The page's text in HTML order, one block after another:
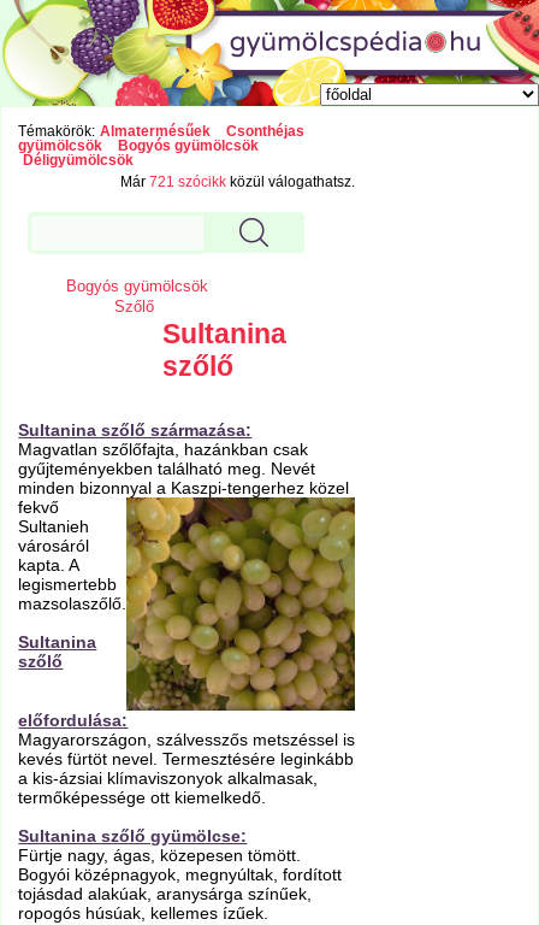
Témakörök: Almatermésűek
Csonthéjas
gyümölcsök
Bogyós gyümölcsök
Déligyümölcsök
Már721 szócikk közül válogathatsz.
Bogyós gyümölcsök
Szőlő
Sultanina
szőlő
Sultanina szőlő származása:
Magvatlan szőlőfajta, hazánkban csak
gyűjteményekben található meg. Nevét
minden bizonnyal a Kaszpi-tengerhez közel
fekvő
Sultanieh
városáról
kapta. A
legismertebb
mazsolaszőlő.
Sultanina
szőlő
előfordulása:
Magyarországon, szálvesszős metszéssel is
kevés fürtöt nevel. Termesztésére leginkább
a kis-ázsiai klímaviszonyok alkalmasak,
termőképessége ott kiemelkedő.
Sultanina szőlő gyümölcse:
Fürtje nagy, ágas, közepesen tömött.
Bogyói középnagyok, megnyúltak, fordított
tojásdad alakúak, aranysárga színűek,
ropogós húsúak, kellemes ízűek.